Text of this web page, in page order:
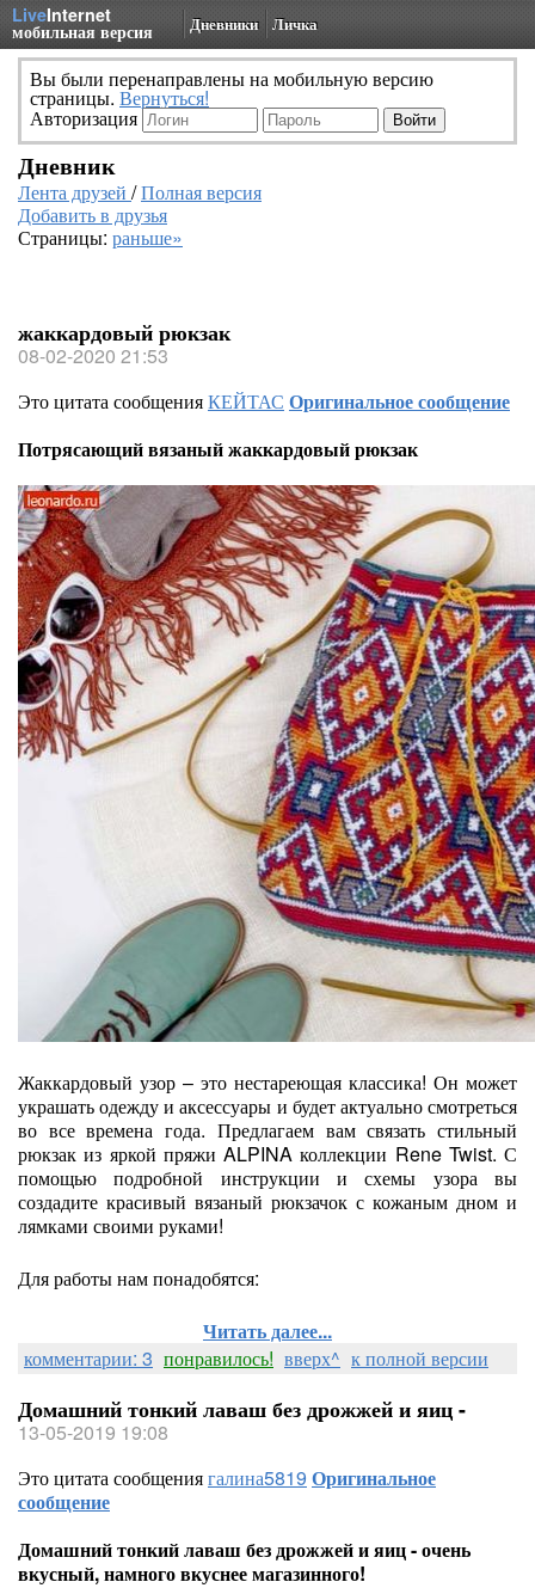
LiveInternet
мобильная версия Дневники Личка
Вы были перенаправлены на мобильную версию
страницы. Вернуться!
Авторизация
Дневник
Лента друзей /Полная версия
Добавить в друзья
Страницы: раньше»
жаккардовый рюкзак
08-02-2020 21:53
Это цитата сообщенияКЕЙТАС Оригинальное сообщение
Потрясающий вязаный жаккардовый рюкзак
Жаккардовый узор – это нестареющая классика! Он может
украшать одежду и аксессуары и будет актуально смотреться
во все времена года. Предлагаем вам связать стильный
рюкзак из яркой пряжи ALPINA коллекции Rene Twist. С
помощью подробной инструкции и схемы узора вы
создадите красивый вязаный рюкзачок с кожаным дном и
лямками своими руками!
Для работы нам понадобятся:
Читать далее...
комментарии: 3 понравилось! вверх^ к полной версии
Домашний тонкий лаваш без дрожжей и яиц -
13-05-2019 19:08
Это цитата сообщениягалина5819 Оригинальное
сообщение
Домашний тонкий лаваш без дрожжей и яиц - очень
вкусный, намного вкуснее магазинного!